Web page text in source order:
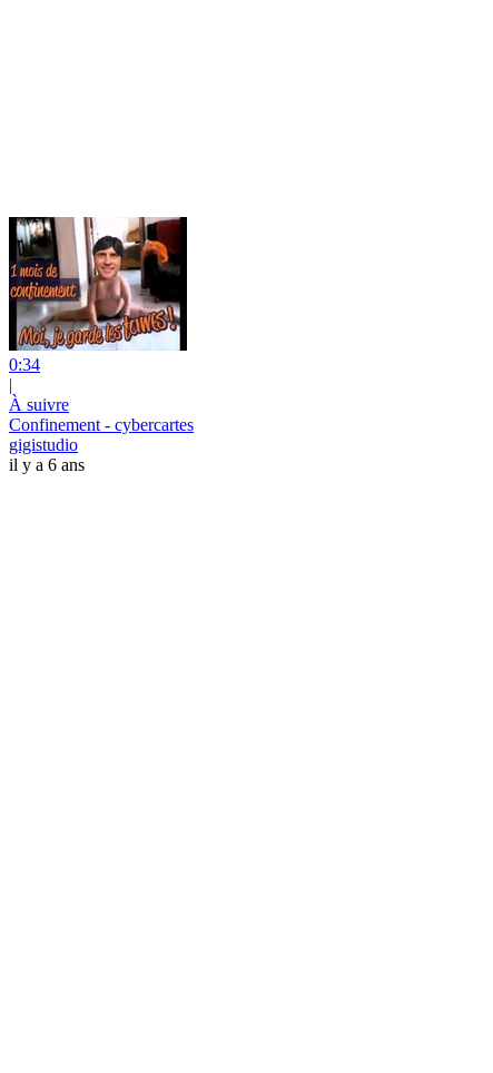
0:34
|
À suivre
Confinement - cybercartes
gigistudio
il y a 6 ans